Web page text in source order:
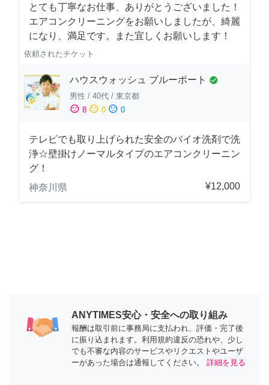
とても丁寧なお仕事、ありがとうございました！
エアコンクリーニングをお願いしましたが、綺麗
になり、満足です。また宜しくお願いします！
依頼されたチケット
ハウスウォッシュ ブルーポート check_circle
男性 / 40代 / 東京都
sentiment_satisfied 8 sentiment_neutral 0 sentiment_dissatisfied 0
テレビでも取り上げられた安全のバイオ洗剤で洗
浄☆壁掛けノーマルタイプのエアコンクリーニン
グ！
神奈川県
¥12,000
ANYTIMES安心・安全への取り組み
報酬は取引前に事務局に支払われ、評価・完了後
に振り込まれます。利用規約違反の恐れや、少し
でも不審な内容のサービスやリクエストやユーザ
ーがあった場合は通報してください。
詳細を見る